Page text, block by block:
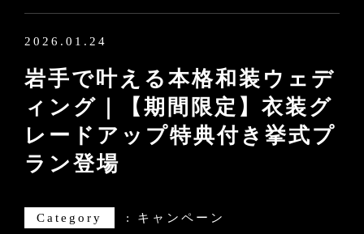
2026.01.24
岩手で叶える本格和装ウェデ
ィング｜【期間限定】衣装グ
レードアップ特典付き挙式プ
ラン登場
Category : キャンペーン